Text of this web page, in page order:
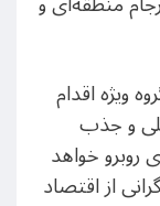
ویژه اقدام
و جذب
روبرو خواهد
از اقتصاد